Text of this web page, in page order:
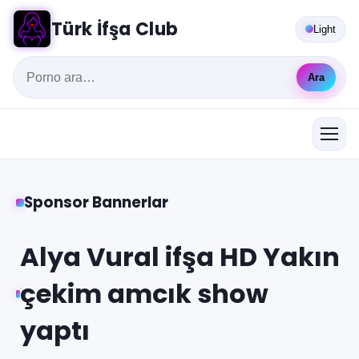
Türk İfşa Club
Ara
Light
Sponsor Bannerlar
Alya Vural ifşa HD Yakın
çekim amcık show
yaptı